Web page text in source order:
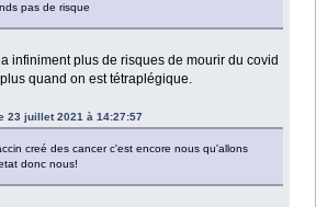
pas de risque
infiniment plus de risques de mourir du covid
quand on est tétraplégique.
23 juillet 2021 à 14:27:57
creé des cancer c'est encore nous qu'allons
donc nous!